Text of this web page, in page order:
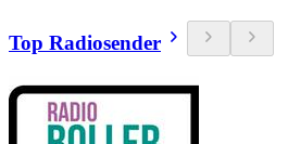
Top Radiosender